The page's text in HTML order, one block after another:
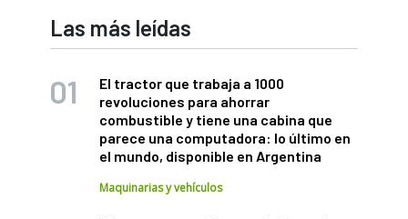
Las más leídas
El tractor que trabaja a 1000
revoluciones para ahorrar
combustible y tiene una cabina que
parece una computadora: lo último en
el mundo, disponible en Argentina
Maquinarias y vehículos